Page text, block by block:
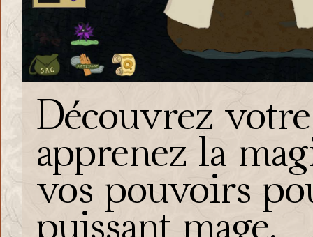
Découvrez
apprenez la
vos pouvoirs
puissant mage.